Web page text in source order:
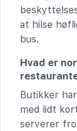
at hilse
bus.
Hvad er
Butikker
med lidt
serverer